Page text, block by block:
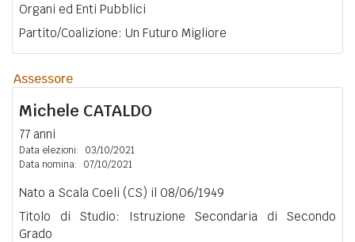
Organi ed Enti Pubblici
Partito/Coalizione: Un Futuro Migliore
Assessore
Michele CATALDO
77 anni
Data elezioni:
03/10/2021
Data nomina:
07/10/2021
Nato a Scala Coeli (CS) il 08/06/1949
Titolo di Studio: Istruzione Secondaria di Secondo
Grado